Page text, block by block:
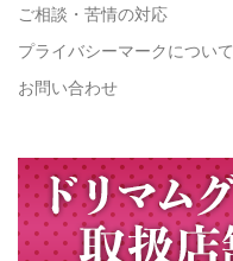
ご相談・苦情の対応
プライバシーマークについて
お問い合わせ